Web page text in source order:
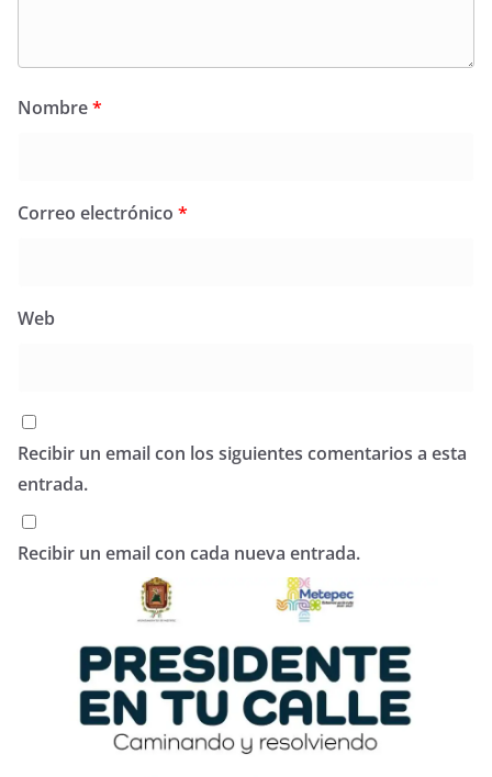
Nombre*
Correo electrónico *
Web
Recibir un email con los siguientes comentarios a esta
entrada.
Recibir un email con cada nueva entrada.